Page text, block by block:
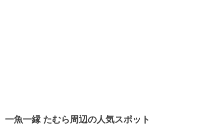
一魚一縁 たむら周辺の人気スポット